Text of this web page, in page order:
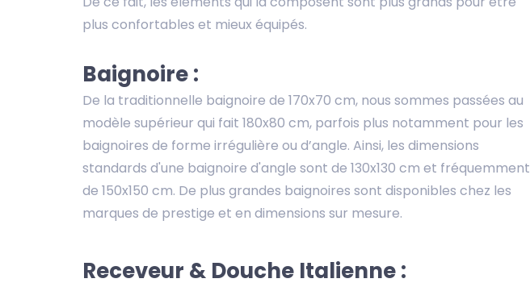
plus confortables et mieux équipés.
Baignoire :
De la traditionnelle baignoire de 170x70 cm, nous sommes passées au
modèle supérieur qui fait 180x80 cm, parfois plus notamment pour les
baignoires de forme irrégulière ou d’angle. Ainsi, les dimensions
standards d'une baignoire d'angle sont de 130x130 cm et fréquemment
de 150x150 cm. De plus grandes baignoires sont disponibles chez les
marques de prestige et en dimensions sur mesure.
Receveur & Douche Italienne :